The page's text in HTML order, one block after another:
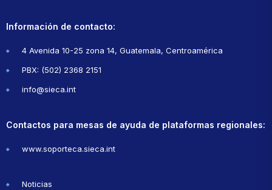
Información de contacto:
4 Avenida 10-25 zona 14, Guatemala, Centroamérica
PBX: (502) 2368 2151
info@sieca.int
Contactos para mesas de ayuda de plataformas regionales:
www.soporteca.sieca.int
Noticias